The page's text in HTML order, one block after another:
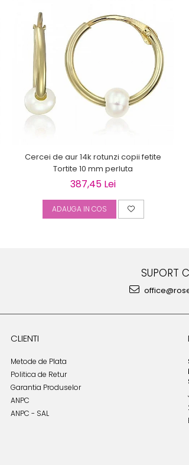
Cercei de aur 14k rotunzi copii fetite
Tortite 10 mm perluta
387,45 Lei
ADAUGA IN COS
SUPORT
CLIENTI
Metode de Plata
Politica de Retur
Garantia Produselor
ANPC
ANPC - SAL